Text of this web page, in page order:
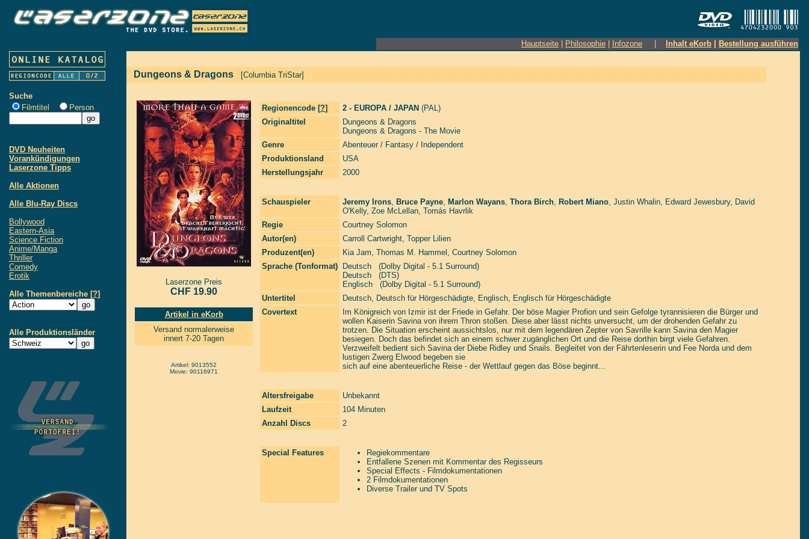
Hauptseite Philosophie Infozone Inhalt eKorb Bestellung ausführen
Suche
Filmtitel
Person
DVD Neuheiten
Vorankündigungen
Laserzone Tipps
Alle Aktionen
Alle Blu-Ray Discs
Bollywood
Eastern-Asia
Science Fiction
Anime/Manga
Thriller
Comedy
Erotik
Alle Themenbereiche [?]
Alle Produktionsländer
Dungeons & Dragons [Columbia TriStar]
Laserzone Preis
CHF 19.90
Artikel in eKorb
Versand normalerweise
innert 7-20 Tagen
Artikel: 9013552
Movie: 90116971
Regionencode [?] 2 - EUROPA / JAPAN (PAL)
Originaltitel
Dungeons & Dragons
Dungeons & Dragons - The Movie
Genre
Abenteuer / Fantasy / Independent
Produktionsland
USA
Herstellungsjahr
2000
Schauspieler Jeremy Irons, Bruce Payne, Marlon Wayans, Thora Birch, Robert Miano, Justin Whalin, Edward Jewesbury, David
O'Kelly, Zoe McLellan, Tomás Havrlik
Regie
Courtney Solomon
Autor(en)
Carroll Cartwright, Topper Lilien
Produzent(en)
Kia Jam, Thomas M. Hammel , Courtney Solomon
Sprache (Tonformat)
Deutsch (Dolby Digital - 5.1 Surround)
Deutsch (DTS)
Englisch (Dolby Digital - 5.1 Surround)
Untertitel
Deutsch, Deutsch für Hörgeschädigte, Englisch, Englisch für Hörgeschädigte
Covertext
Im Königreich von Izmir ist der Friede in Gefahr. Der böse Magier Profion und sein Gefolge tyrannisieren die Bürger und
wollen Kaiserin Savina von ihrem Thron stoßen. Diese aber lässt nichts unversucht, um der drohenden Gefahr zu
trotzen. Die Situation erscheint aussichtslos, nur mit dem legendären Zepter von Savrille kann Savina den Magier
besiegen. Doch das befindet sich an einem schwer zugänglichen Ort und die Reise dorthin birgt viele Gefahren.
Verzweifelt bedient sich Savina der Diebe Ridley und Snails. Begleitet von der Fährtenleserin und Fee Norda und dem
lustigen Zwerg Elwood begeben sie
sich auf eine abenteuerliche Reise - der Wettlauf gegen das Böse beginnt...
Altersfreigabe
Unbekannt
Laufzeit
104 Minuten
Anzahl Discs
2
Special Features
Regiekommentare
Entfallene Szenen mit Kommentar des Regisseurs
Special Effects - Filmdokumentationen
2 Filmdokumentationen
Diverse Trailer und TV Spots